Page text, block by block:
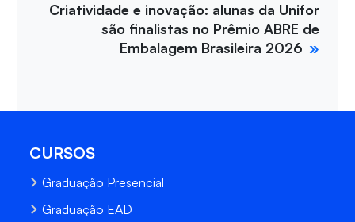
Criatividade e inovação: alunas da Unifor
são finalistas no Prêmio ABRE de
Embalagem Brasileira 2026
CURSOS
Graduação Presencial
Graduação EAD